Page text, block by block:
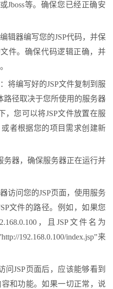
Jboss等。确保您已经正确安
辑器编写您的JSP代码，并保
件。确保代码逻辑正确，并
将编写好的JSP文件复制到服
路径取决于您所使用的服务器
，您可以将JSP文件放置在服
或者根据您的项目需求创建新
务器，确保服务器正在运行并
访问您的JSP页面，使用服务
文件的路径。例如，如果您
，且JSP文件名为
192.168.0.100/index.jsp”来
问JSP页面后，应该能够看到
和功能。如果一切正常，说